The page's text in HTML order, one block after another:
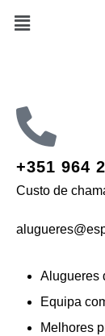
+351 964
Custo de
Alugueres
Equipa
Melhores